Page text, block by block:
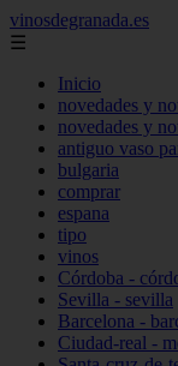
vinosdegranada.es
☰
Inicio
novedades y
novedades y
antiguo vaso
bulgaria
comprar
espana
tipo
vinos
Córdoba -
Sevilla - sevilla
Barcelona -
Ciudad-real -